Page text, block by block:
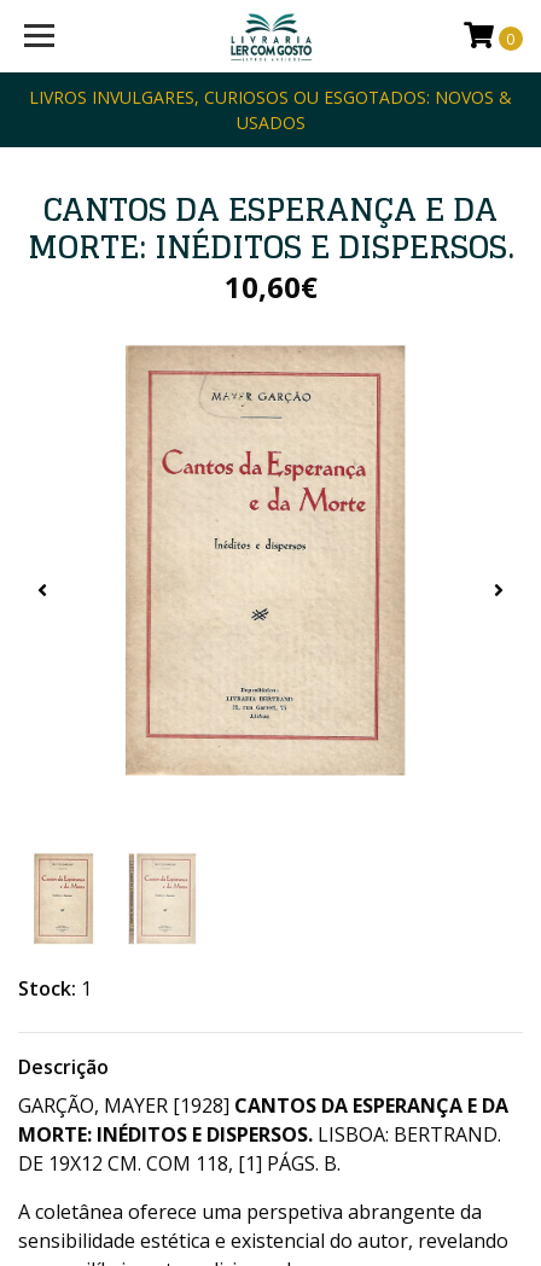
LIVROS INVULGARES, CURIOSOS OU ESGOTADOS: NOVOS &
USADOS
0
CANTOS DA ESPERANÇA E DA
MORTE: INÉDITOS E DISPERSOS.
10,60€
Stock: 1
Descrição
GARÇÃO, MAYER [1928] CANTOS DA ESPERANÇA E DA
MORTE: INÉDITOS E DISPERSOS. LISBOA: BERTRAND.
DE 19X12 CM. COM 118, [1] PÁGS. B.
A coletânea oferece uma perspetiva abrangente da
sensibilidade estética e existencial do autor, revelando